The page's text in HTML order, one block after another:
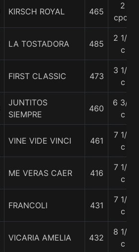
KIRSCH ROYAL 465
2
cpos
LA TOSTADORA 485
2 1/2
c
FIRST CLASSIC 473
3 1/4
c
JUNTITOS
SIEMPRE
460
6 3/4
c
VINE VIDE VINCI 461
7 1/4
c
ME VERAS CAER 416
7 1/4
c
FRANCOLI 431
7 1/4
c
VICARIA AMELIA 432
8 1/2
c